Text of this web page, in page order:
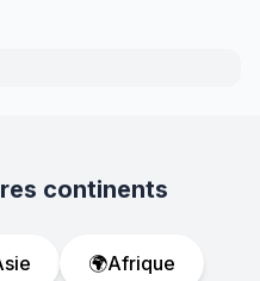
continents
🌍Afrique